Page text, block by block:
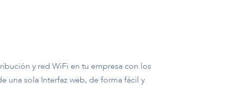
y red WiFi en tu empresa con los
una sola Interfaz web, de forma fácil y